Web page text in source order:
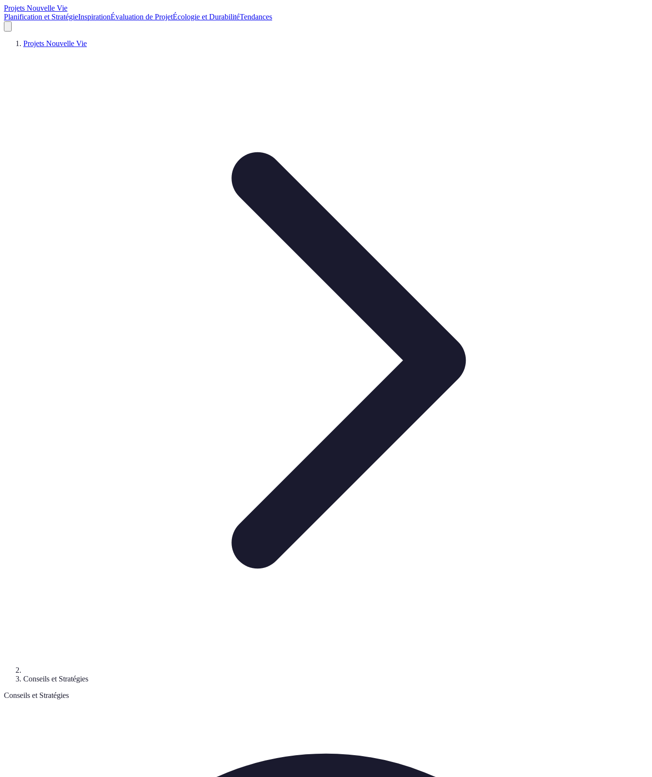
Projets Nouvelle Vie
Planification et StratégieInspirationÉvaluation de ProjetÉcologie et DurabilitéTendances
Projets Nouvelle Vie
Conseils et Stratégies
Conseils et Stratégies